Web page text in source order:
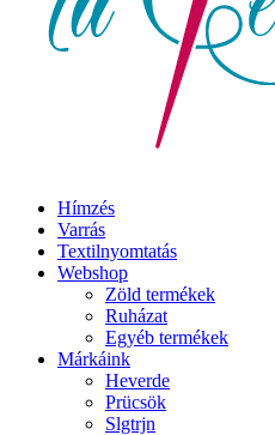
Hímzés
Varrás
Textilnyomtatás
Webshop
Zöld termékek
Ruházat
Egyéb termékek
Márkáink
Heverde
Prücsök
Slgtrjn